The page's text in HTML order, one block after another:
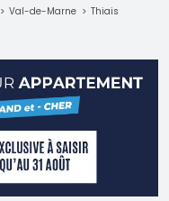
Val-de-Marne
Thiais